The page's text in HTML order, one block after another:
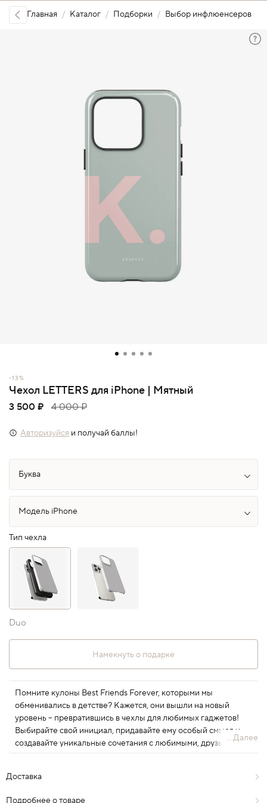
Главная Каталог Подборки Выбор инфлюенсеров
-13%
Чехол LETTERS для iPhone | Мятный
3 500 ₽ 4 000 ₽
Авторизуйся и получай баллы!
Тип чехла
Duo
Намекнуть о подарке
Помните кулоны Best Friends Forever, которыми мы
обменивались в детстве? Кажется, они вышли на новый
уровень – превратившись в чехлы для любимых гаджетов!
Выбирайте свой инициал, придавайте ему особый смысл и
создавайте уникальные сочетания с любимыми, друзьями или
теми, кто вам близок. Пусть новые аксессуары говорят за вас –
объяснить, но можно почувствовать и увидеть. Как раньше,
...Далее
Доставка
Подробнее о товаре